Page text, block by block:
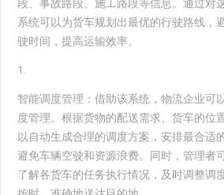
段、事故路段、施工路段等信息。通过对
系统可以为货车规划出最优的行驶路线，
驶时间，提高运输效率。
智能调度管理 ：借助该系统，物流企业可
度管理。根据货物的配送需求、货车的位
以自动生成合理的调度方案，安排最合适
避免车辆空驶和资源浪费。同时，管理者
了解各货车的任务执行情况，及时调整调